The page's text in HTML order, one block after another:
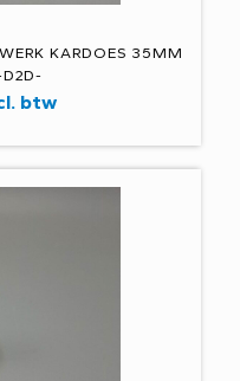
KARDOES 35MM
btw